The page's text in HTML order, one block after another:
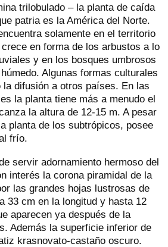
trilobulado – la planta de caída
patria es la América del Norte.
solamente en el territorio
en forma de los arbustos a lo
y en los bosques umbrosos
Algunas formas culturales
difusión a otros países. En las
la planta tiene más a menudo el
la altura de 12-15 m. A pesar
planta de los subtrópicos, posee
frío.
servir adornamiento hermoso del
interés la corona piramidal de la
las grandes hojas lustrosas de
33 cm en la longitud y hasta 12
aparecen ya después de la
Además la superficie inferior de
krasnovato-castaño oscuro.